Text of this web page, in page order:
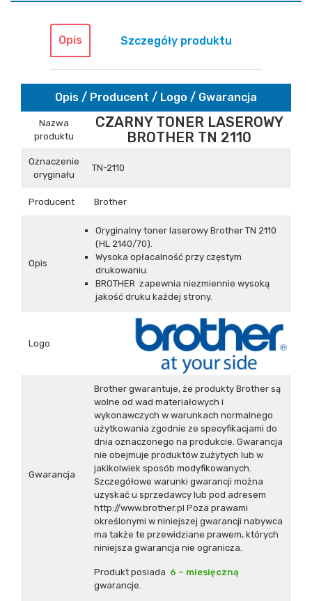
Opis Szczegóły produktu
Opis / Producent / Logo / Gwarancja
Nazwa
produktu
CZARNY TONER LASEROWY
BROTHER TN 2110
Oznaczenie
oryginału
TN-2110
Producent Brother
Opis
Oryginalny toner laserowy Brother TN 2110
(HL 2140/70).
Wysoka opłacalność przy częstym
drukowaniu.
BROTHER zapewnia niezmiennie wysoką
jakość druku każdej strony.
Logo
Gwarancja
Brother gwarantuje, że produkty Brother są
wolne od wad materiałowych i
wykonawczych w warunkach normalnego
użytkowania zgodnie ze specyfikacjami do
dnia oznaczonego na produkcie. Gwarancja
nie obejmuje produktów zużytych lub w
jakikolwiek sposób modyfikowanych.
Szczegółowe warunki gwarancji można
uzyskać u sprzedawcy lub pod adresem
http://www.brother.pl Poza prawami
określonymi w niniejszej gwarancji nabywca
ma także te przewidziane prawem, których
niniejsza gwarancja nie ogranicza.
Produkt posiada 6 – miesięczną
gwarancje.